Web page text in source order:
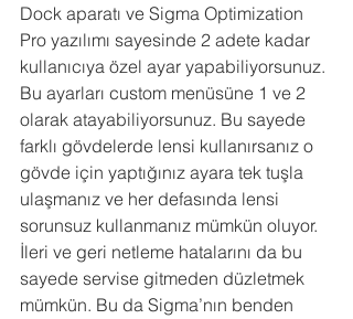
Dock aparatı ve Sigma Optimization
Pro yazılımı sayesinde 2 adete kadar
kullanıcıya özel ayar yapabiliyorsunuz.
Bu ayarları custom menüsüne 1 ve 2
olarak atayabiliyorsunuz. Bu sayede
farklı gövdelerde lensi kullanırsanız o
gövde için yaptığınız ayara tek tuşla
ulaşmanız ve her defasında lensi
sorunsuz kullanmanız mümkün oluyor.
İleri ve geri netleme hatalarını da bu
sayede servise gitmeden düzletmek
mümkün. Bu da Sigma’nın benden